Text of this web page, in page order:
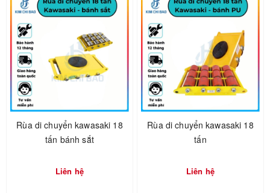
- Không được đặt tay, chân hoặc bất cứ bộ phận nào của cơ thể
phía dưới càng xe nâng.
- Nếu hàng hóa nhỏ thì không chất ở mũi càng xe nâng mà nên
lùi hàng hóa về sâu phía trong của xe nâng.
Rùa di chuyển kawasaki 18
tấn bánh sắt
Liên hệ
Rùa di chuyển kawasaki 18
tấn
Liên hệ